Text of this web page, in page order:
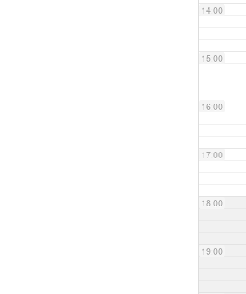
14:00
15:00
16:00
17:00
18:00
19:00